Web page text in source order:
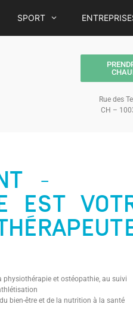
SPORT
Rue des
CH –
-
EST
physiothérapie et ostéopathie, au suivi
bien-être et de la nutrition à la santé